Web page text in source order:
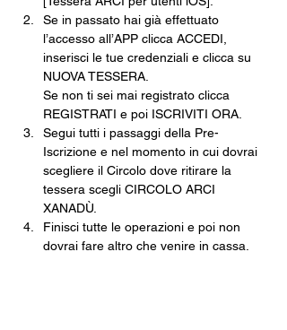
Se in passato hai già effettuato
l’accesso all’APP clicca ACCEDI,
inserisci le tue credenziali e clicca su
NUOVA TESSERA.
Se non ti sei mai registrato clicca
REGISTRATI e poi ISCRIVITI ORA.
Segui tutti i passaggi della Pre-
Iscrizione e nel momento in cui dovrai
scegliere il Circolo dove ritirare la
tessera scegli CIRCOLO ARCI
XANADÙ.
Finisci tutte le operazioni e poi non
dovrai fare altro che venire in cassa,